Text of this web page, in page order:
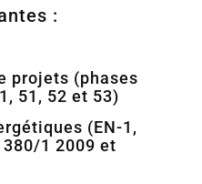
:
projets (phases
51, 52 et 53)
(EN-1,
380/1 2009 et